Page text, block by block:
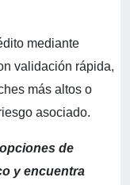
mediante
validación rápida,
más altos o
asociado.
de
y encuentra